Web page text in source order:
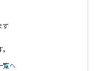
す
覧へ